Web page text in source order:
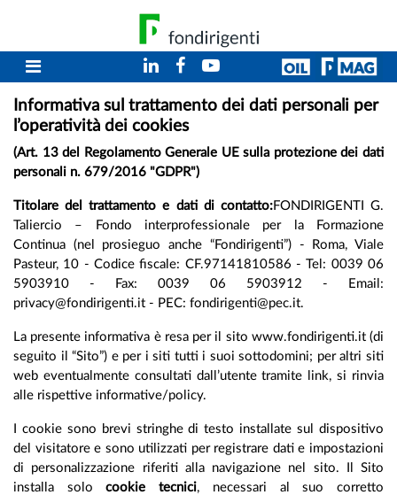
Informativa sul trattamento dei dati personali per
l’operatività dei cookies
(Art. 13 del Regolamento Generale UE sulla protezione dei dati
personali n. 679/2016 "GDPR")
Titolare del trattamento e dati di contatto:FONDIRIGENTI G.
Taliercio – Fondo interprofessionale per la Formazione
Continua (nel prosieguo anche “Fondirigenti”) - Roma, Viale
Pasteur, 10 - Codice fiscale: CF.97141810586 - Tel: 0039 06
5903910 - Fax: 0039 06 5903912 - Email:
privacy@fondirigenti.it - PEC: fondirigenti@pec.it.
La presente informativa è resa per il sito www.fondirigenti.it (di
seguito il “Sito”) e per i siti tutti i suoi sottodomini; per altri siti
web eventualmente consultati dall’utente tramite link, si rinvia
alle rispettive informative/policy.
I cookie sono brevi stringhe di testo installate sul dispositivo
del visitatore e sono utilizzati per registrare dati e impostazioni
di personalizzazione riferiti alla navigazione nel sito. Il Sito
installa solocookie tecnici, necessari al suo corretto